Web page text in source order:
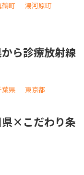
鶴町
湯河原町
ら診療放射線
葉県 東京都
×こだわり条